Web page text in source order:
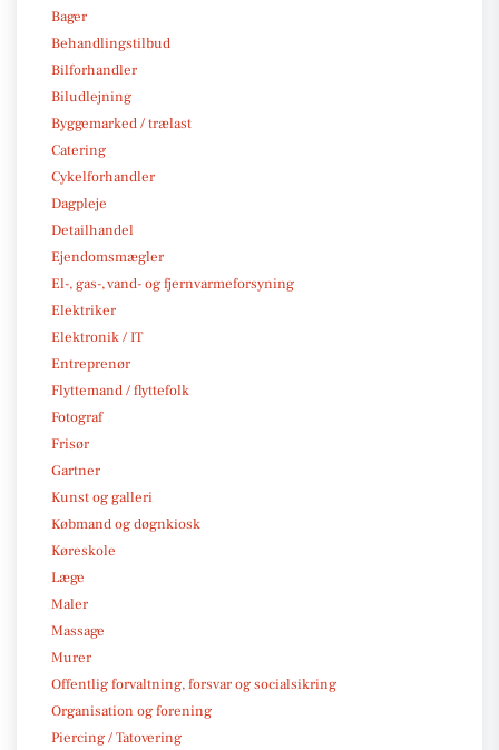
Bager
Behandlingstilbud
Bilforhandler
Biludlejning
Byggemarked / trælast
Catering
Cykelforhandler
Dagpleje
Detailhandel
Ejendomsmægler
El-, gas-, vand- og fjernvarmeforsyning
Elektriker
Elektronik / IT
Entreprenør
Flyttemand / flyttefolk
Fotograf
Frisør
Gartner
Kunst og galleri
Købmand og døgnkiosk
Køreskole
Læge
Maler
Massage
Murer
Offentlig forvaltning, forsvar og socialsikring
Organisation og forening
Piercing / Tatovering